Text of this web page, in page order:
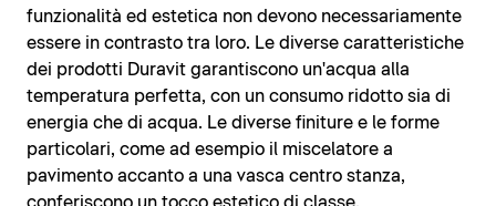
funzionalità ed estetica non devono necessariamente
essere in contrasto tra loro. Le diverse caratteristiche
dei prodotti Duravit garantiscono un'acqua alla
temperatura perfetta, con un consumo ridotto sia di
energia che di acqua. Le diverse finiture e le forme
particolari, come ad esempio il miscelatore a
pavimento accanto a una vasca centro stanza,
conferiscono un tocco estetico di classe.